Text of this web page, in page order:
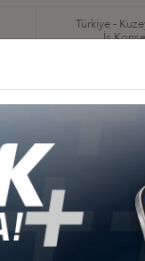
Türkiye -
İş
Körfez İş
- Azerbaycan
İş Konseyi